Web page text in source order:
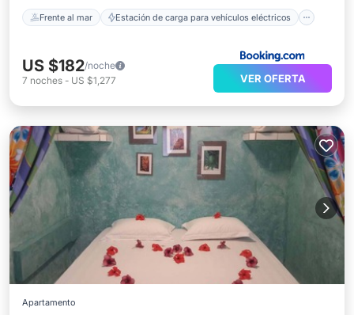
Frente al mar Estación de carga para vehículos eléctricos
US $182/noche
7 noches - US $1,277 VER OFERTA
Apartamento